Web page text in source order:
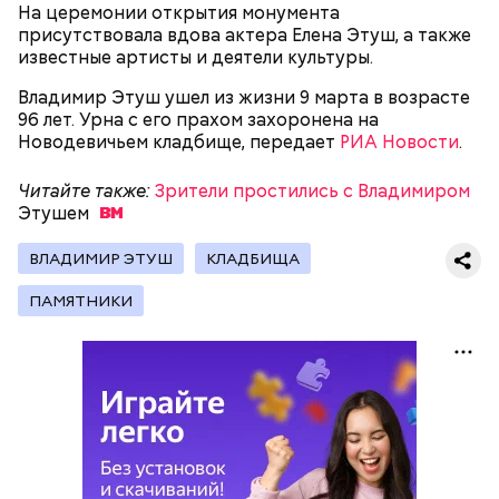
На церемонии открытия монумента
присутствовала вдова актера Елена Этуш, а также
известные артисты и деятели культуры.
Владимир Этуш ушел из жизни 9 марта в возрасте
96 лет. Урна с его прахом захоронена на
Новодевичьем кладбище, передает РИА Новости.
Читайте также:Зрители простились с Владимиром
Этушем
ВЛАДИМИР ЭТУШ КЛАДБИЩА
ПАМЯТНИКИ
Первое и основное: нельзя относиться к посту как
к мученичеству или наказанию. Это и не испытание
в полной мере, а возможность оказаться наедине с
Медовый спас: красивые
открытки для поздравления
Как и в другие посты, на пост Успенский нельзя:
Фото: «Убей меня снова» (Kill Me Again, 1989)
Молодая красавица Фэй Форрестер (Джоан Уэйли-
Килмер) помогает своему любовнику Винсу (Майкл
Мэдсен) совершить дерзкое ограбление двух
членов мафии и забрать у них чемоданчик с
огромной суммой денег. Парочка отправляется в
автомобильное путешествие подальше от места
происшествия. «Вырубив» Винса, Фэй обращается
за помощью к частному детективу Джеку и просит
его сымитировать ее смерть.
King for a Day (из альбома "Synkronized", 1999)